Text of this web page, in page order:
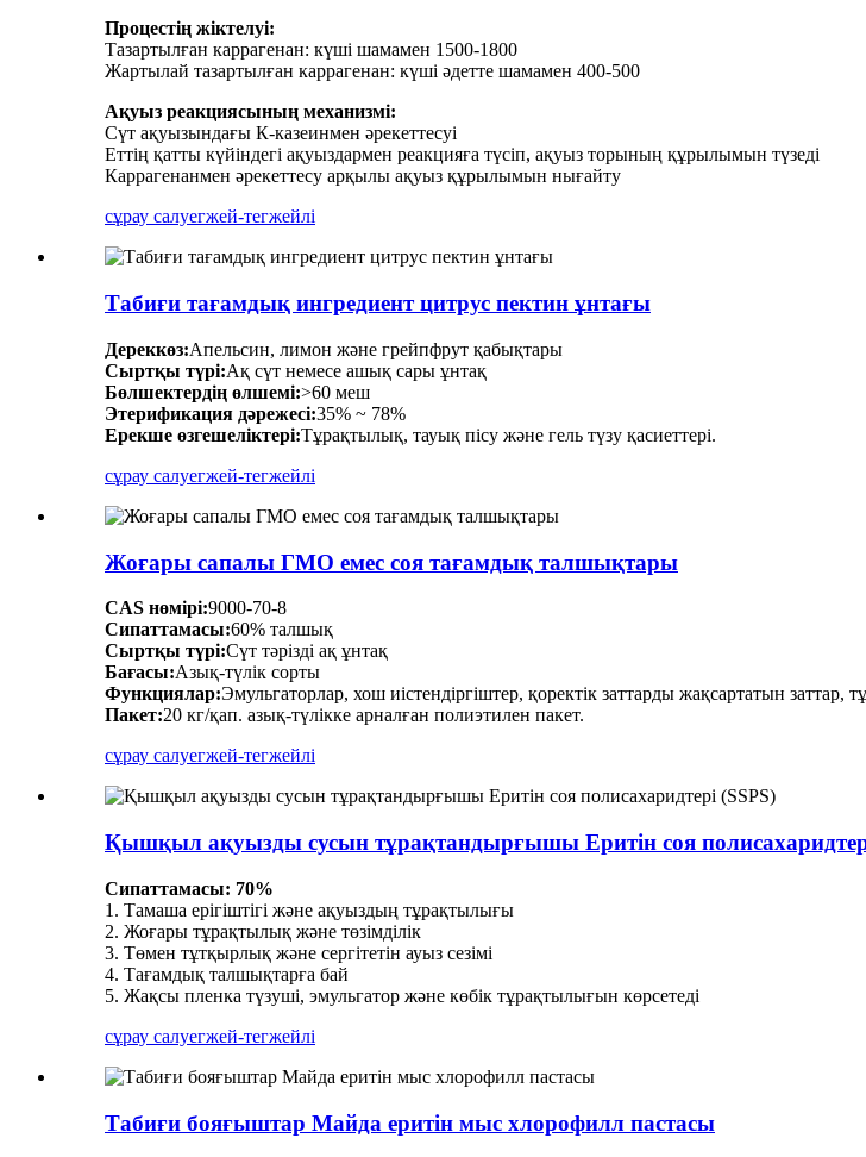
Процестің жіктелуі:
Тазартылған каррагенан: күші шамамен 1500-1800
Жартылай тазартылған каррагенан: күші әдетте шамамен 400-500
Ақуыз реакциясының механизмі:
Сүт ақуызындағы К-казеинмен әрекеттесуі
Еттің қатты күйіндегі ақуыздармен реакцияға түсіп, ақуыз торының құрылымын түзеді
Каррагенанмен әрекеттесу арқылы ақуыз құрылымын нығайту
сұрау салуегжей-тегжейлі
Табиғи тағамдық ингредиент цитрус пектин ұнтағы
Дереккөз:Апельсин, лимон және грейпфрут қабықтары
Сыртқы түрі:Ақ сүт немесе ашық сары ұнтақ
Бөлшектердің өлшемі:>60 меш
Этерификация дәрежесі:35% ~ 78%
Ерекше өзгешеліктері:Тұрақтылық, тауық пісу және гель түзу қасиеттері.
сұрау салуегжей-тегжейлі
Жоғары сапалы ГМО емес соя тағамдық талшықтары
CAS нөмірі:9000-70-8
Сипаттамасы:60% талшық
Сыртқы түрі:Сүт тәрізді ақ ұнтақ
Бағасы:Азық-түлік сорты
Функциялар:Эмульгаторлар, хош иістендіргіштер, қоректік заттарды жақсартатын заттар,
Пакет:20 кг/қап. азық-түлікке арналған полиэтилен пакет.
сұрау салуегжей-тегжейлі
Қышқыл ақуызды сусын тұрақтандырғышы Еритін соя
Сипаттамасы: 70%
1. Тамаша ерігіштігі және ақуыздың тұрақтылығы
2. Жоғары тұрақтылық және төзімділік
3. Төмен тұтқырлық және сергітетін ауыз сезімі
4. Тағамдық талшықтарға бай
5. Жақсы пленка түзуші, эмульгатор және көбік тұрақтылығын көрсетеді
сұрау салуегжей-тегжейлі
Табиғи бояғыштар Майда еритін мыс хлорофилл пастасы